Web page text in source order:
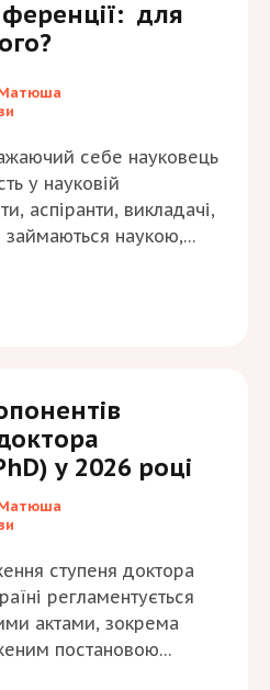
виконує як
для
Матюша
себе науковець
у науковій
аспіранти, викладачі,
наукою,
що все
Деякі науковці та
у 2026 році
Матюша
ступеня доктора
регламентується
актами, зокрема
постановою